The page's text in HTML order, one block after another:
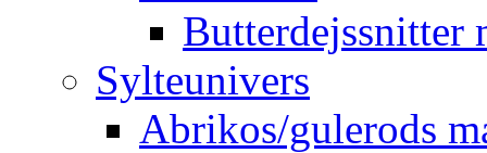
Butterdejssnitter
Sylteunivers
Abrikos/gulerods